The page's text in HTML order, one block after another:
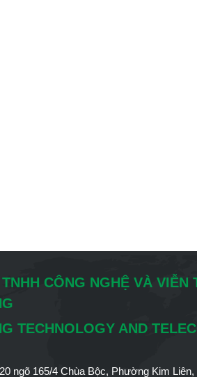
CÔNG NGHỆ VÀ VIỄN
TECHNOLOGY AND
ngõ 165/4 Chùa Bộc, Phường Kim Liên,